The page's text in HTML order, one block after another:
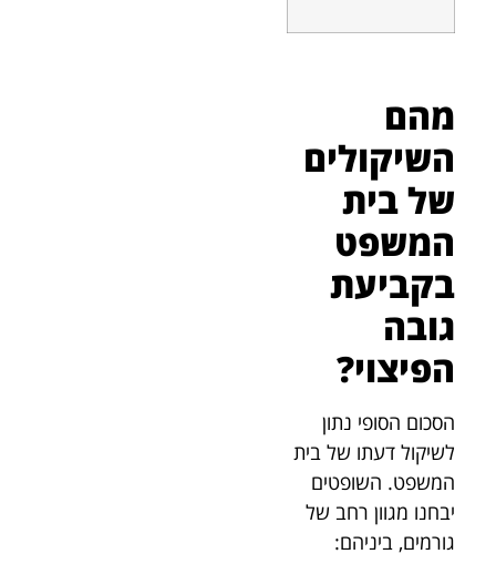
מהם
השיקולים
של בית
המשפט
בקביעת
גובה
הפיצוי?
הסכום הסופי נתון
לשיקול דעתו של בית
המשפט. השופטים
יבחנו מגוון רחב של
גורמים, ביניהם: